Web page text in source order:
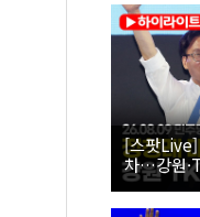
[스팟Live]
차…강원
26.08.09
보 대구·